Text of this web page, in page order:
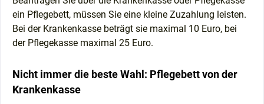
ein Pflegebett, müssen Sie eine kleine Zuzahlung leisten.
Bei der Krankenkasse beträgt sie maximal 10 Euro, bei
der Pflegekasse maximal 25 Euro.
Nicht immer die beste Wahl: Pflegebett von der
Krankenkasse